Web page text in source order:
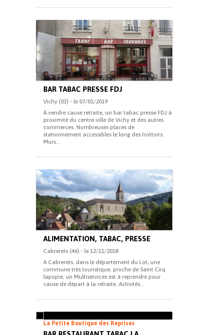
BAR TABAC PRESSE FDJ
Vichy (03) - le 07/01/2019
À vendre cause retraite, un bar tabac presse FDJ à
proximité du centre-ville de Vichy et des autres
commerces. Nombreuses places de
stationnement accessibles le long des trottoirs.
Murs...
ALIMENTATION, TABAC, PRESSE
Cabrerets (46) - le 12/11/2018
A Cabrerets, dans le département du Lot, une
commune très touristique, proche de Saint Cirq
lapopie, un Multiservices est à reprendre pour
cause de départ à la retraite. Activités...
La Petite Boutique des Reprises